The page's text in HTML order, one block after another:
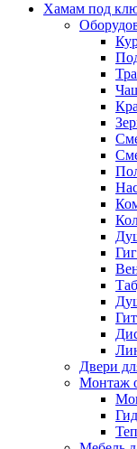
Хамам под
Двери
Монтаж